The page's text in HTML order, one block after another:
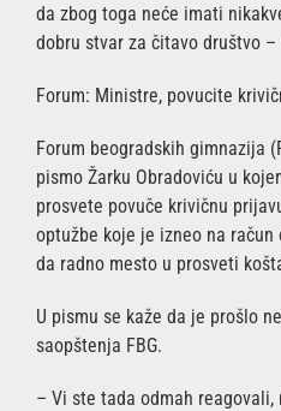
da zbog toga neće imati
dobru stvar za čitavo društvo
Forum: Ministre, povucite
Forum beogradskih gimnazija
pismo Žarku Obradoviću u
prosvete povuče krivičnu
optužbe koje je izneo na
da radno mesto u prosveti
U pismu se kaže da je prošlo
saopštenja FBG.
– Vi ste tada odmah